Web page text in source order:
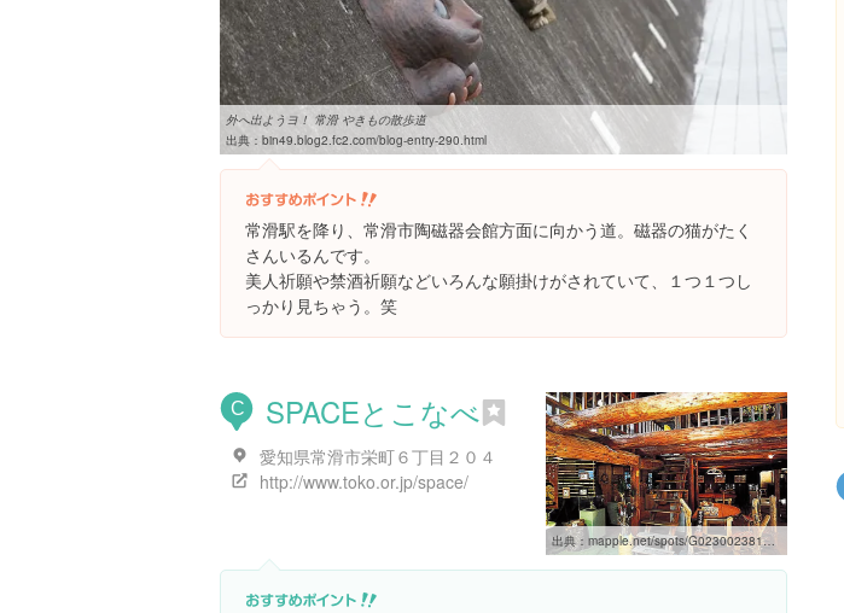
外へ出ようヨ！ 常滑 やきもの散歩道
出典： bin49.blog2.fc2.com/blog-entry-290.html
常滑駅を降り、常滑市陶磁器会館方面に向かう道。磁器の猫がたく
さんいるんです。
美人祈願や禁酒祈願などいろんな願掛けがされていて、１つ１つし
っかり見ちゃう。笑
C SPACEとこなべ
愛知県常滑市栄町６丁目２０４
http://www.toko.or.jp/space/
出典： mapple.net/spots/G02300238104.htm